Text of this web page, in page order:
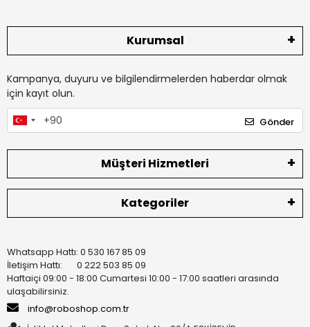
Kurumsal
Kampanya, duyuru ve bilgilendirmelerden haberdar olmak
için kayıt olun.
Gönder
Müşteri Hizmetleri
Kategoriler
Whatsapp Hattı: 0 530 167 85 09
İletişim Hattı: 0 222 503 85 09
Haftaiçi 09:00 - 18:00 Cumartesi 10:00 - 17:00 saatleri arasında
ulaşabilirsiniz.
info@roboshop.com.tr